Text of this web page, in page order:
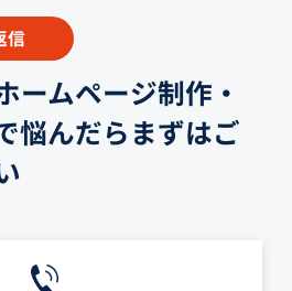
信
ームページ制作・
悩んだらまずはご